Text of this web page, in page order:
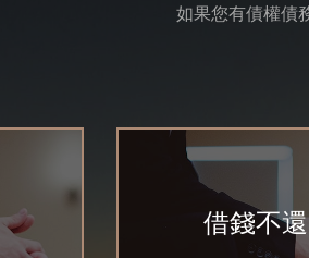
如果您有債權債
借錢不還